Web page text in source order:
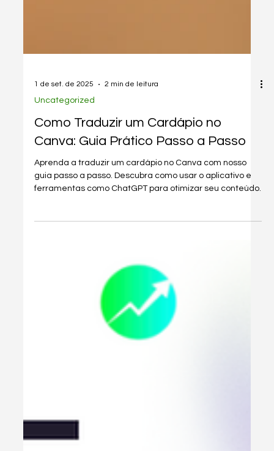
1 de set. de 2025 2 min de leitura
Uncategorized
Como Traduzir um Cardápio no
Canva: Guia Prático Passo a Passo